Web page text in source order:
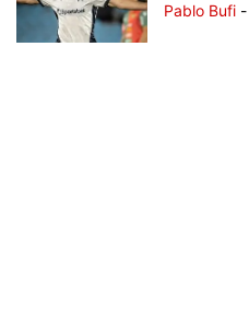
Pablo Bufi -